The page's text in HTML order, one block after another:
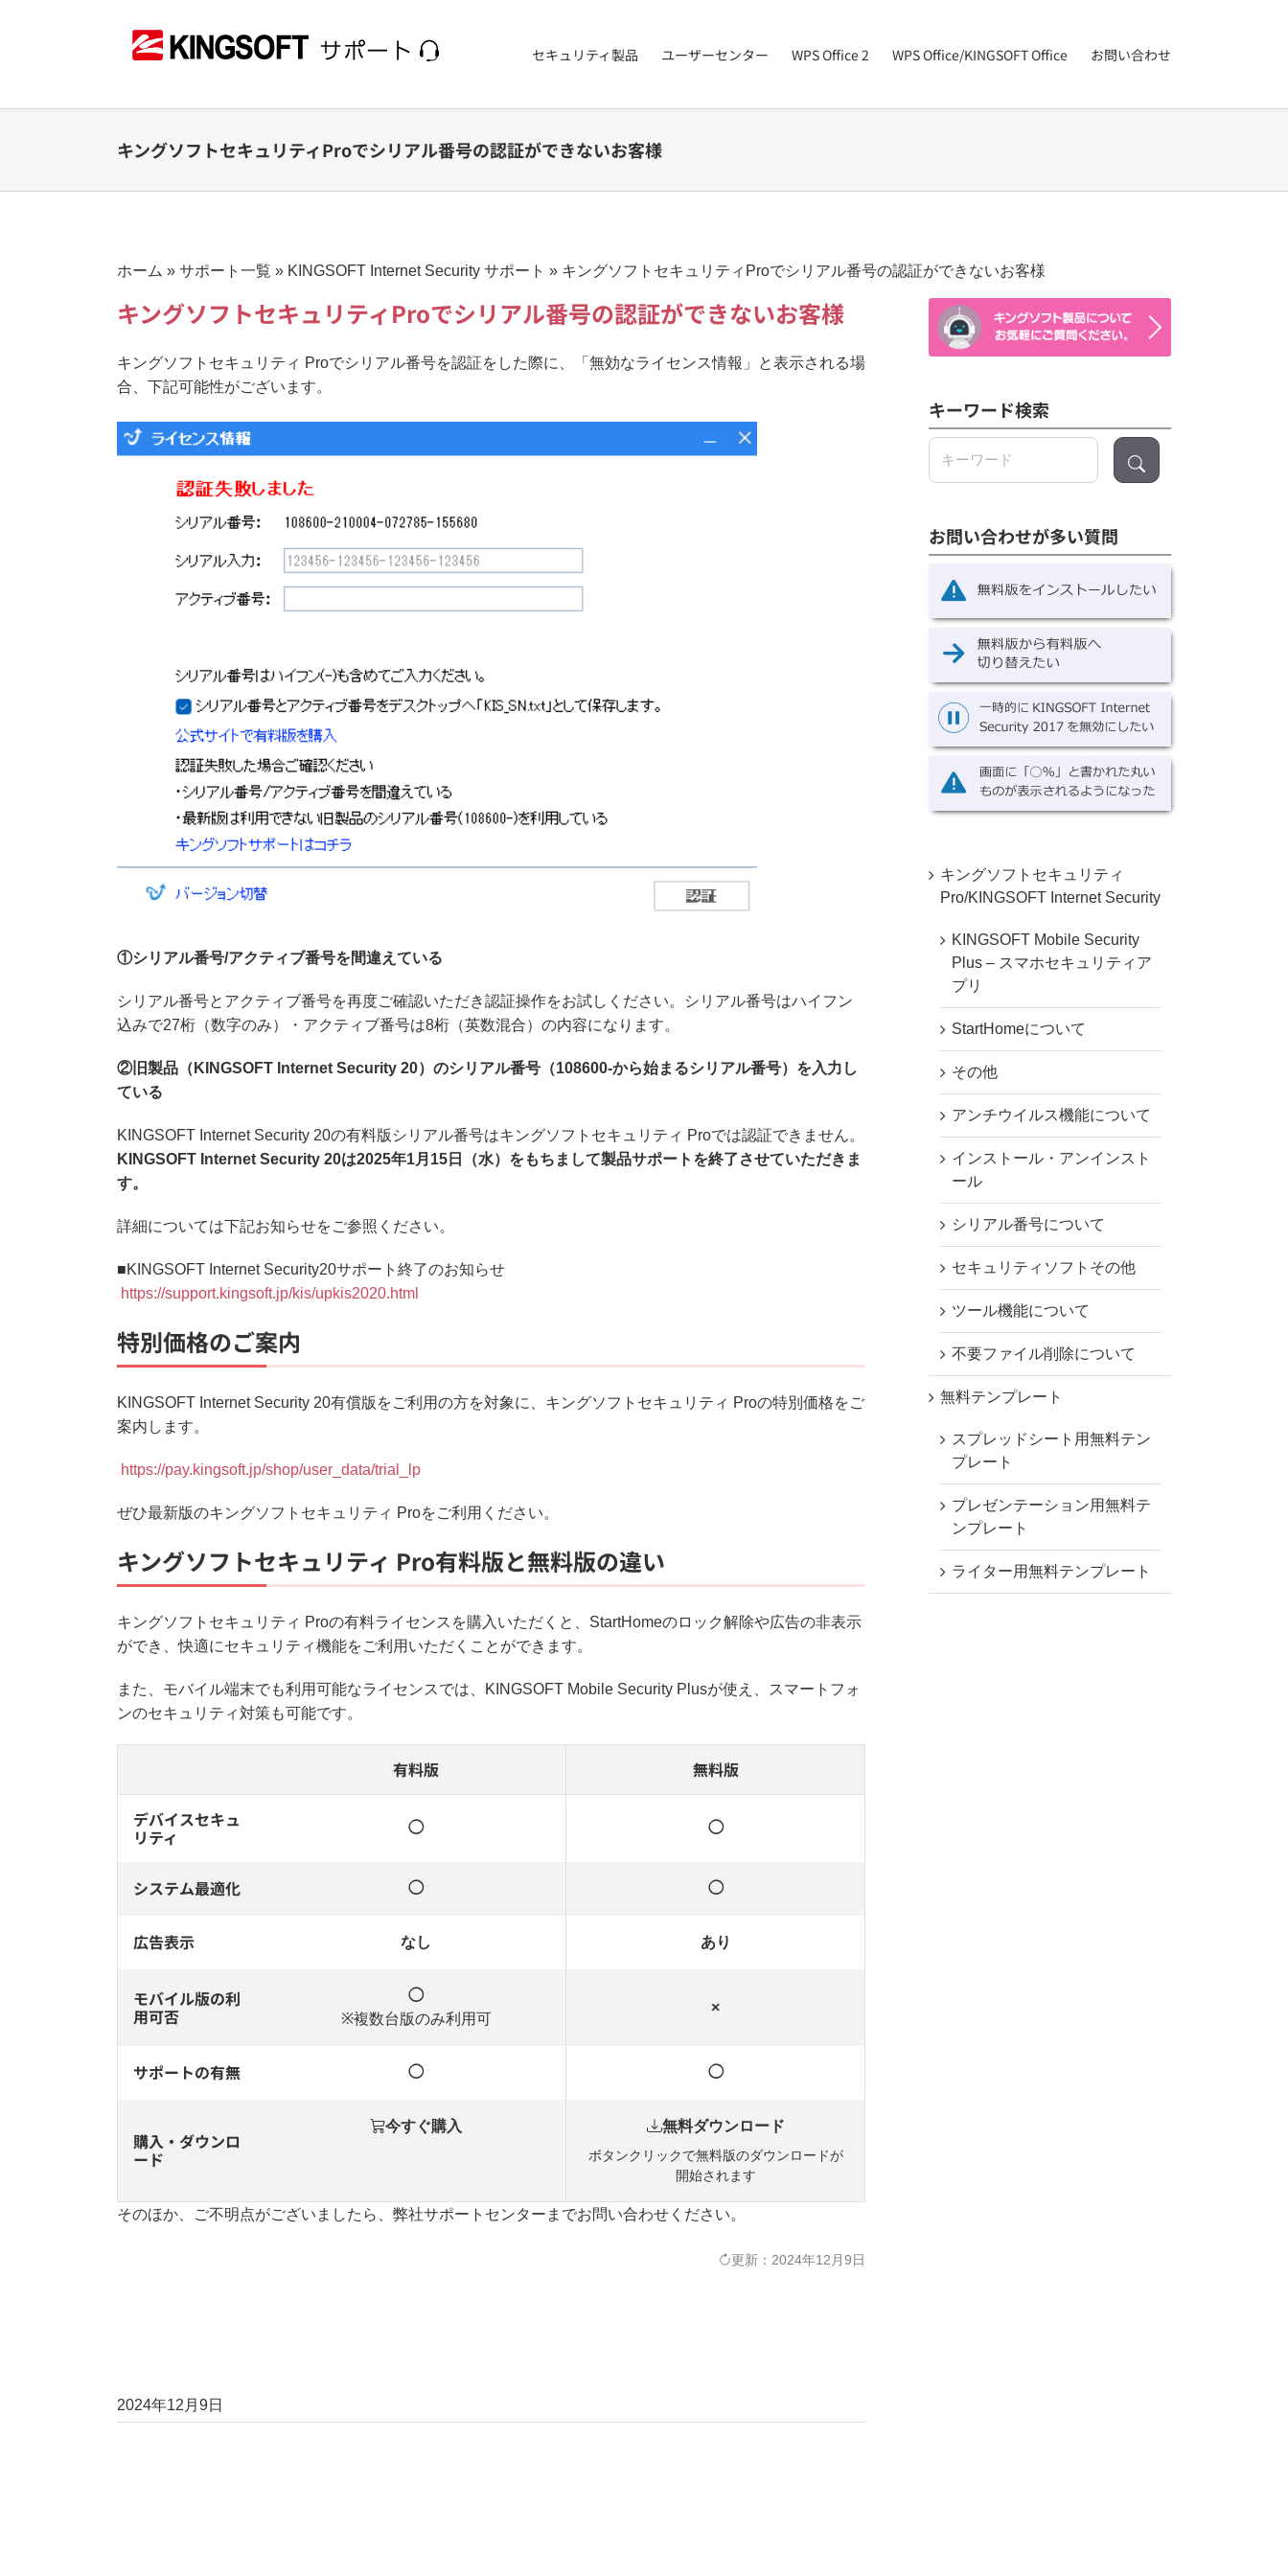
セキュリティ製品 ユーザーセンター WPS Office 2 WPS Office/KINGSOFT Office お問い合わせ
キングソフトセキュリティProでシリアル番号の認証ができないお客様
ホーム » サポート一覧 » KINGSOFT Internet Security サポート » キングソフトセキュリティProでシリアル番号の認証ができないお客様
キングソフトセキュリティProでシリアル番号の認証ができないお客様
キングソフトセキュリティ Proでシリアル番号を認証をした際に、「無効なライセンス情報」と表示される場
合、下記可能性がございます。
①シリアル番号/アクティブ番号を間違えている
シリアル番号とアクティブ番号を再度ご確認いただき認証操作をお試しください。シリアル番号はハイフン
込みで27桁（数字のみ）・アクティブ番号は8桁（英数混合）の内容になります。
②旧製品（KINGSOFT Internet Security 20）のシリアル番号（108600-から始まるシリアル番号）を入力し
ている
KINGSOFT Internet Security 20の有料版シリアル番号はキングソフトセキュリティ Proでは認証できません。
KINGSOFT Internet Security 20は2025年1月15日（水）をもちまして製品サポートを終了させていただきま
す。
詳細については下記お知らせをご参照ください。
■KINGSOFT Internet Security20サポート終了のお知らせ
https://support.kingsoft.jp/kis/upkis2020.html
特別価格のご案内
KINGSOFT Internet Security 20有償版をご利用の方を対象に、キングソフトセキュリティ Proの特別価格をご
案内します。
https://pay.kingsoft.jp/shop/user_data/trial_lp
ぜひ最新版のキングソフトセキュリティ Proをご利用ください。
キングソフトセキュリティ Pro有料版と無料版の違い
キングソフトセキュリティ Proの有料ライセンスを購入いただくと、StartHomeのロック解除や広告の非表示
ができ、快適にセキュリティ機能をご利用いただくことができます。
また、モバイル端末でも利用可能なライセンスでは、KINGSOFT Mobile Security Plusが使え、スマートフォ
ンのセキュリティ対策も可能です。
有料版 無料版
デバイスセキュ
リティ ◯ ◯
システム最適化 ◯ ◯
広告表示 なし あり
モバイル版の利
用可否
◯
※複数台版のみ利用可
×
サポートの有無 ◯ ◯
購入・ダウンロ
ード
今すぐ購入 無料ダウンロード
ボタンクリックで無料版のダウンロードが
開始されます
そのほか、ご不明点がございましたら、弊社サポートセンターまでお問い合わせください。
更新：2024年12月9日
2024年12月9日
キーワード検索
検
お問い合わせが多い質問
キングソフトセキュリティ
Pro/KINGSOFT Internet Security
KINGSOFT Mobile Security
Plus – スマホセキュリティア
プリ
StartHomeについて
その他
アンチウイルス機能について
インストール・アンインスト
ール
シリアル番号について
セキュリティソフトその他
ツール機能について
不要ファイル削除について
無料テンプレート
スプレッドシート用無料テン
プレート
プレゼンテーション用無料テ
ンプレート
ライター用無料テンプレート